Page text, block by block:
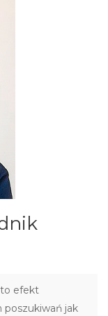
efekt
poszukiwań jak